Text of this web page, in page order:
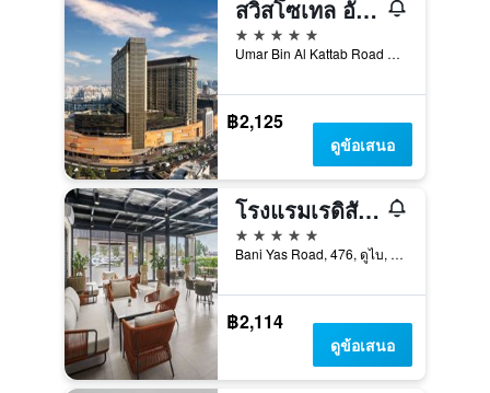
สวิสโซเทล อัล กูห์แร
5 ดาว
Umar Bin Al Kattab Road 42933166, 42933166, ดูไบ, สหรัฐอาหรับเอมิเรตส์
฿2,125
ดูข้อเสนอ
โรงแรมเรดิสัน บลู ดูไบ เดียรา ครีก
5 ดาว
Bani Yas Road, 476, ดูไบ, สหรัฐอาหรับเอมิเรตส์
฿2,114
ดูข้อเสนอ